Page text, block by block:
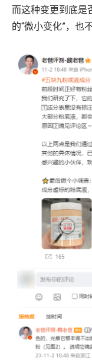
而这种变更到底是
的“微小变化”，也